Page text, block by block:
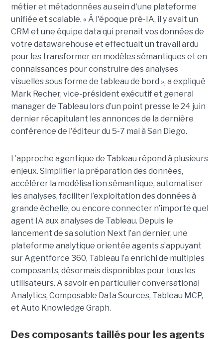
métier et métadonnées au sein d'une plateforme
unifiée et scalable. « À l'époque pré-IA, il y avait un
CRM et une équipe data qui prenait vos données de
votre datawarehouse et effectuait un travail ardu
pour les transformer en modèles sémantiques et en
connaissances pour construire des analyses
visuelles sous forme de tableau de bord », a expliqué
Mark Recher, vice-président exécutif et general
manager de Tableau lors d’un point presse le 24 juin
dernier récapitulant les annonces de la dernière
conférence de l'éditeur du 5-7 mai à San Diego.
L’approche agentique de Tableau répond à plusieurs
enjeux. Simplifier la préparation des données,
accélérer la modélisation sémantique, automatiser
les analyses, faciliter l’exploitation des données à
grande échelle, ou encore connecter n’importe quel
agent IA aux analyses de Tableau. Depuis le
lancement de sa solution Next l’an dernier, une
plateforme analytique orientée agents s’appuyant
sur Agentforce 360, Tableau l’a enrichi de multiples
composants, désormais disponibles pour tous les
utilisateurs. A savoir en particulier conversational
Analytics, Composable Data Sources, Tableau MCP,
et Auto Knowledge Graph.
Des composants taillés pour les agents